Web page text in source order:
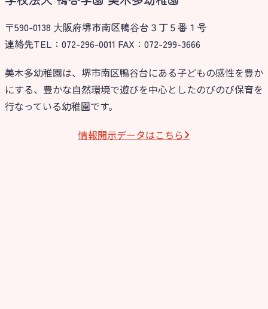
〒590-0138 ⼤阪府堺市南区鴨⾕台３丁５番１号
連絡先TEL：072-296-0011 FAX：072-299-3666
美木多幼稚園は、堺市南区鴨谷台にある子どもの感性を豊か
にする、豊かな自然環境で遊びを中心としたのびのび保育を
行なっている幼稚園です。
情報開⽰データはこちら